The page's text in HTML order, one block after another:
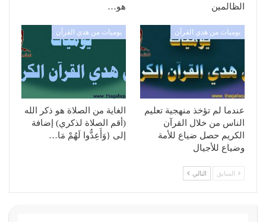
الظالمين
هو…
يوميات من هدي القرآن
عندما لم تؤخذ منهجية تعليم
الناس من خلال القرآن
الكريم حصل ضياع للأمة
وضياع للأجيال
يوميات من هدي القرآن
الغاية من الصلاة هو ذكر الله
(أقم الصلاة لذكري) إضافة
إلى {وَأَعِدُّوا لَهُمْ مَا…
السابق التالي